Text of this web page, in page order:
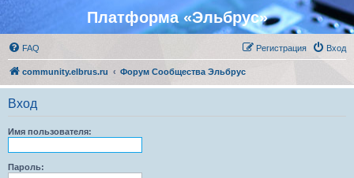
Платформа «Эльбрус»
FAQ Вход
Регистрация
community.elbrus.ru Форум Сообщества Эльбрус
Вход
Имя пользователя:
Пароль: